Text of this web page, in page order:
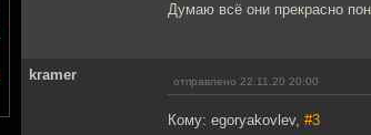
Думаю всё они прекрасно
kramer отправлено 22.11.20 20:00
Кому: egoryakovlev, #3